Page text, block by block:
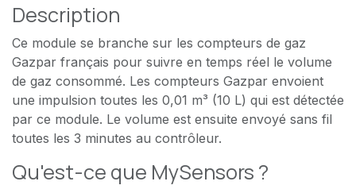
Description
Ce module se branche sur les compteurs de gaz
Gazpar français pour suivre en temps réel le volume
de gaz consommé. Les compteurs Gazpar envoient
une impulsion toutes les 0,01 m³ (10 L) qui est détectée
par ce module. Le volume est ensuite envoyé sans fil
toutes les 3 minutes au contrôleur.
Qu'est-ce que MySensors ?